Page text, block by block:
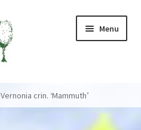
Menu
Vernonia crin. ‘Mammuth’